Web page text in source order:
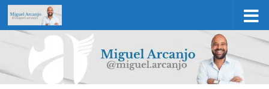
Skip to content